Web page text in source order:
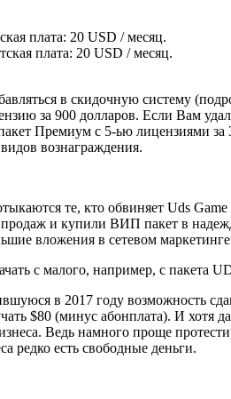
плата: 20 USD / месяц.
плата: 20 USD / месяц.
в скидочную систему
за 900 долларов. Если Вам
Премиум с 5-ью лицензиями
вознаграждения.
те, кто обвиняет Uds
и купили ВИП пакет в
вложения в сетевом
с малого, например, с пакета
в 2017 году возможность
$80 (минус абонплата). И хотя
Ведь намного проще
редко есть свободные деньги.